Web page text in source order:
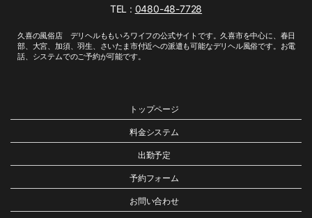
TEL : 0480-48-7728
久喜の風俗店 デリヘルももいろワイフの公式サイトです。久喜市を中心に、春日
部、大宮、加須、羽生、さいたま市付近への派遣も可能なデリヘル風俗です。お電
話、システムでのご予約が可能です。
トップページ
料金システム
出勤予定
予約フォーム
お問い合わせ